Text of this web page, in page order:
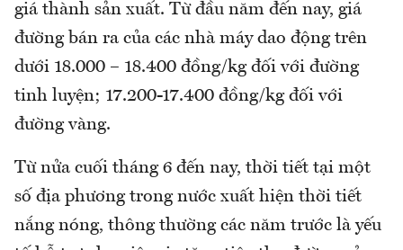
giá thành sản xuất. Từ đầu năm đến nay, giá
đường bán ra của các nhà máy dao động trên
dưới 18.000 – 18.400 đồng/kg đối với đường
tinh luyện; 17.200-17.400 đồng/kg đối với
đường vàng.
Từ nửa cuối tháng 6 đến nay, thời tiết tại một
số địa phương trong nước xuất hiện thời tiết
nắng nóng, thông thường các năm trước là yếu